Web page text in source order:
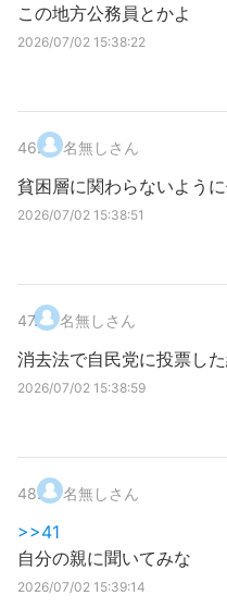
この地方公務員とかよ
2026/07/02 15:38:22
46. 名無しさん
貧困層に関わらないよう
2026/07/02 15:38:51
47. 名無しさん
消去法で自民党に投票し
2026/07/02 15:38:59
48. 名無しさん
>>41
自分の親に聞いてみな
2026/07/02 15:39:14